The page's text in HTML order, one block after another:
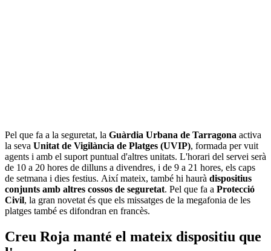
Pel que fa a la seguretat, la Guàrdia Urbana de Tarragona activa
la seva Unitat de Vigilància de Platges (UVIP), formada per vuit
agents i amb el suport puntual d'altres unitats. L'horari del servei serà
de 10 a 20 hores de dilluns a divendres, i de 9 a 21 hores, els caps
de setmana i dies festius. Així mateix, també hi haurà dispositius
conjunts amb altres cossos de seguretat. Pel que fa a Protecció
Civil, la gran novetat és que els missatges de la megafonia de les
platges també es difondran en francès.
Creu Roja manté el mateix dispositiu que